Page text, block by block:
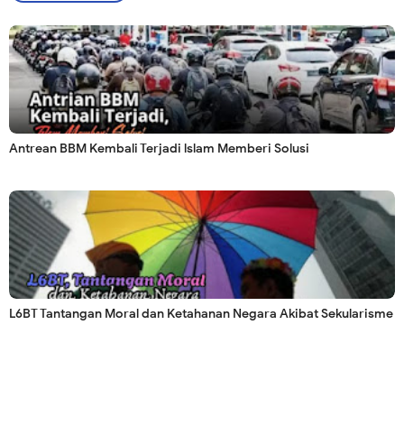
Antrean BBM Kembali Terjadi lslam Memberi Solusi
L6BT Tantangan Moral dan Ketahanan Negara Akibat Sekularisme